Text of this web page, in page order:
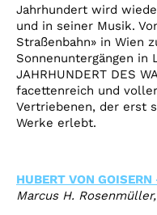
Jahrhundert wird
und in seiner Musik.
Straßenbahn» in Wien
Sonnenuntergängen in
JAHRHUNDERT DES
facettenreich und
Vertriebenen, der erst
Werke erlebt.
HUBERT VON
Marcus H.